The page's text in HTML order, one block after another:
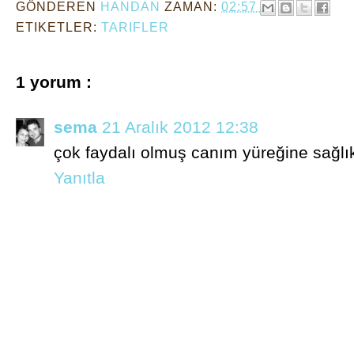
GÖNDEREN HANDAN ZAMAN: 02:57
ETIKETLER: TARIFLER
1 yorum :
sema 21 Aralık 2012 12:38
çok faydalı olmuş canım yüreğine
Yanıtla